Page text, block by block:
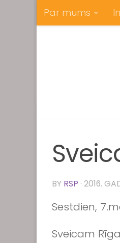
Skip to
Par mums
BY RSP · 2016.
Sestdien,
Sveicam